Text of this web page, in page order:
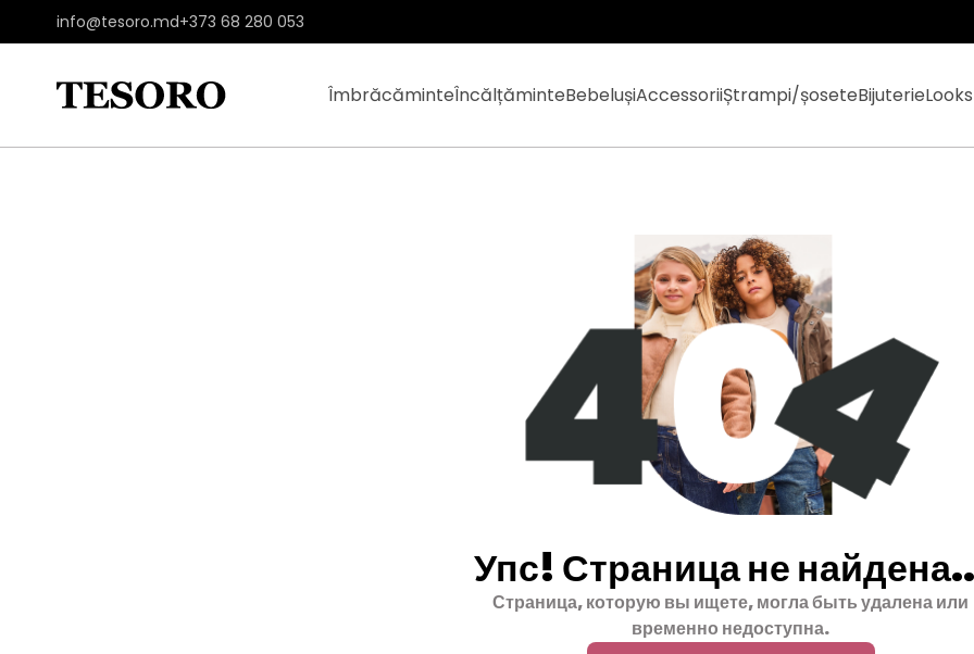
info@tesoro.md+373 68 280 053
ÎmbrăcăminteÎncălțăminteBebelușiAccessoriiȘtrampi/șoseteBijuterieLooks
Упс! Страница не
Страница, которую вы ищете, могла быть удалена или
временно недоступна.